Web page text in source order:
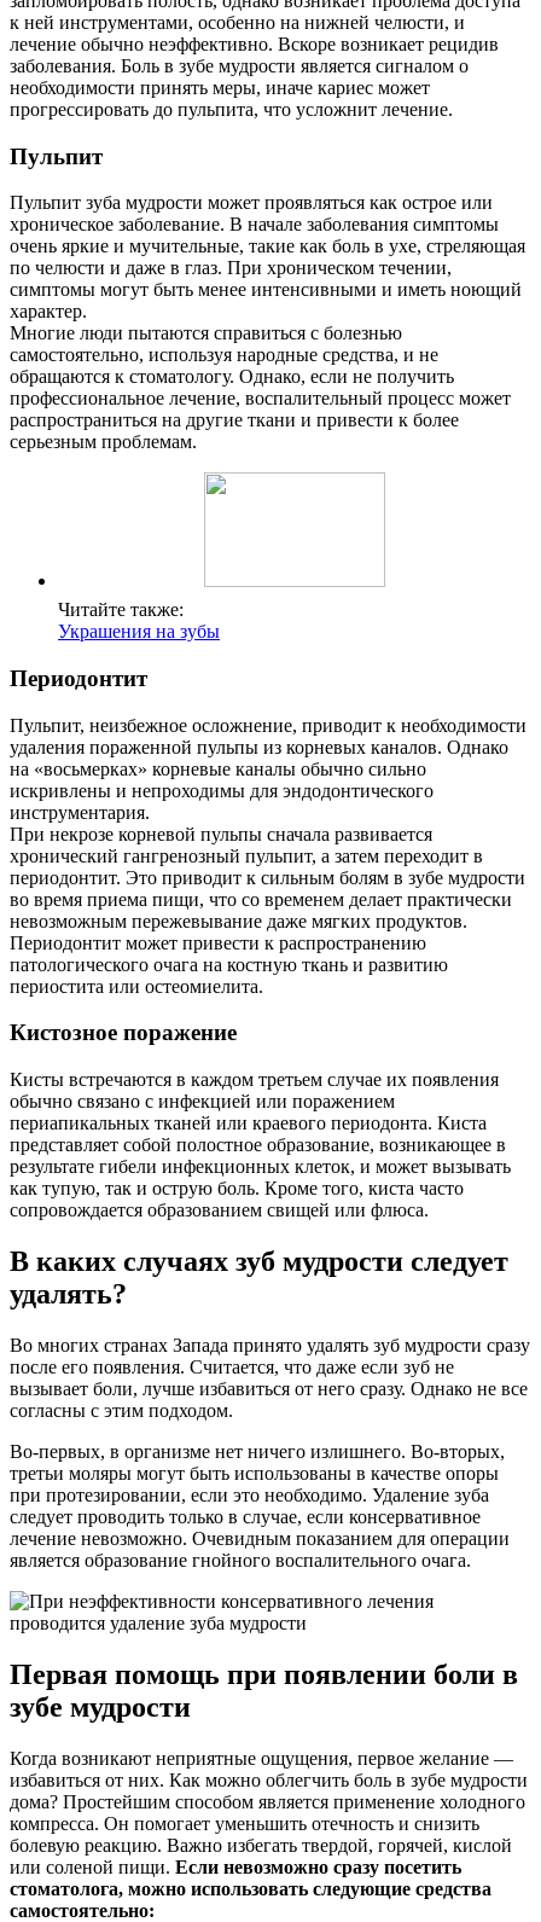
к ней инструментами, особенно на нижней челюсти, и
лечение обычно неэффективно. Вскоре возникает рецидив
заболевания. Боль в зубе мудрости является сигналом о
необходимости принять меры, иначе кариес может
прогрессировать до пульпита, что усложнит лечение.
Пульпит
Пульпит зуба мудрости может проявляться как острое или
хроническое заболевание. В начале заболевания симптомы
очень яркие и мучительные, такие как боль в ухе, стреляющая
по челюсти и даже в глаз. При хроническом течении,
симптомы могут быть менее интенсивными и иметь ноющий
характер.
Многие люди пытаются справиться с болезнью
самостоятельно, используя народные средства, и не
обращаются к стоматологу. Однако, если не получить
профессиональное лечение, воспалительный процесс может
распространиться на другие ткани и привести к более
серьезным проблемам.
Читайте также:
Украшения на зубы
Периодонтит
Пульпит, неизбежное осложнение, приводит к необходимости
удаления пораженной пульпы из корневых каналов. Однако
на «восьмерках» корневые каналы обычно сильно
искривлены и непроходимы для эндодонтического
инструментария.
При некрозе корневой пульпы сначала развивается
хронический гангренозный пульпит, а затем переходит в
периодонтит. Это приводит к сильным болям в зубе мудрости
во время приема пищи, что со временем делает практически
невозможным пережевывание даже мягких продуктов.
Периодонтит может привести к распространению
патологического очага на костную ткань и развитию
периостита или остеомиелита.
Кистозное поражение
Кисты встречаются в каждом третьем случае их появления
обычно связано с инфекцией или поражением
периапикальных тканей или краевого периодонта. Киста
представляет собой полостное образование, возникающее в
результате гибели инфекционных клеток, и может вызывать
как тупую, так и острую боль. Кроме того, киста часто
сопровождается образованием свищей или флюса.
В каких случаях зуб мудрости следует
удалять?
Во многих странах Запада принято удалять зуб мудрости сразу
после его появления. Считается, что даже если зуб не
вызывает боли, лучше избавиться от него сразу. Однако не все
согласны с этим подходом.
Во-первых, в организме нет ничего излишнего. Во-вторых,
третьи моляры могут быть использованы в качестве опоры
при протезировании, если это необходимо. Удаление зуба
следует проводить только в случае, если консервативное
лечение невозможно. Очевидным показанием для операции
является образование гнойного воспалительного очага.
Первая помощь при появлении боли в
зубе мудрости
Когда возникают неприятные ощущения, первое желание —
избавиться от них. Как можно облегчить боль в зубе мудрости
дома? Простейшим способом является применение холодного
компресса. Он помогает уменьшить отечность и снизить
болевую реакцию. Важно избегать твердой, горячей, кислой
или соленой пищи. Если невозможно сразу посетить
стоматолога, можно использовать следующие средства
самостоятельно: